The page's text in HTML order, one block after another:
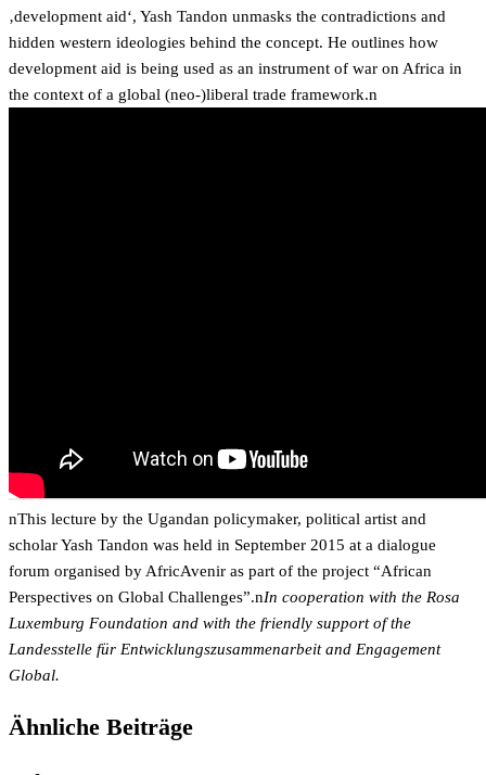
‚development aid‘, Yash Tandon unmasks the contradictions and
hidden western ideologies behind the concept. He outlines how
development aid is being used as an instrument of war on Africa in
the context of a global (neo-)liberal trade framework.n
nThis lecture by the Ugandan policymaker, political artist and
scholar Yash Tandon was held in September 2015 at a dialogue
forum organised by AfricAvenir as part of the project “African
Perspectives on Global Challenges”.nIn cooperation with the Rosa
Luxemburg Foundation and with the friendly support of the
Landesstelle für Entwicklungszusammenarbeit and Engagement
Global.
Ähnliche Beiträge